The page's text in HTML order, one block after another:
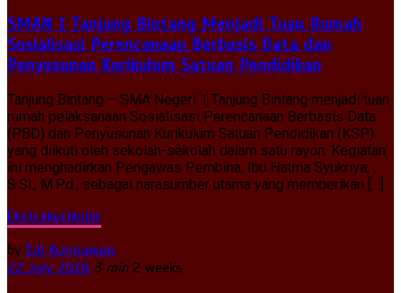
SMAN 1 Tanjung Bintang Menjadi Tuan Rumah
Sosialisasi Perencanaan Berbasis Data dan
Penyusunan Kurikulum Satuan Pendidikan
Tanjung Bintang – SMA Negeri 1 Tanjung Bintang menjadi tuan
rumah pelaksanaan Sosialisasi Perencanaan Berbasis Data
(PBD) dan Penyusunan Kurikulum Satuan Pendidikan (KSP)
yang diikuti oleh sekolah-sekolah dalam satu rayon. Kegiatan
ini menghadirkan Pengawas Pembina, Ibu Hatma Syukriya,
S.Si., M.Pd., sebagai narasumber utama yang memberikan […]
Ekstrakurikuler
by Edi Kurniawan
22 July 2026 3 min 2 weeks